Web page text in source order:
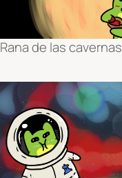
Rana de las cavernas